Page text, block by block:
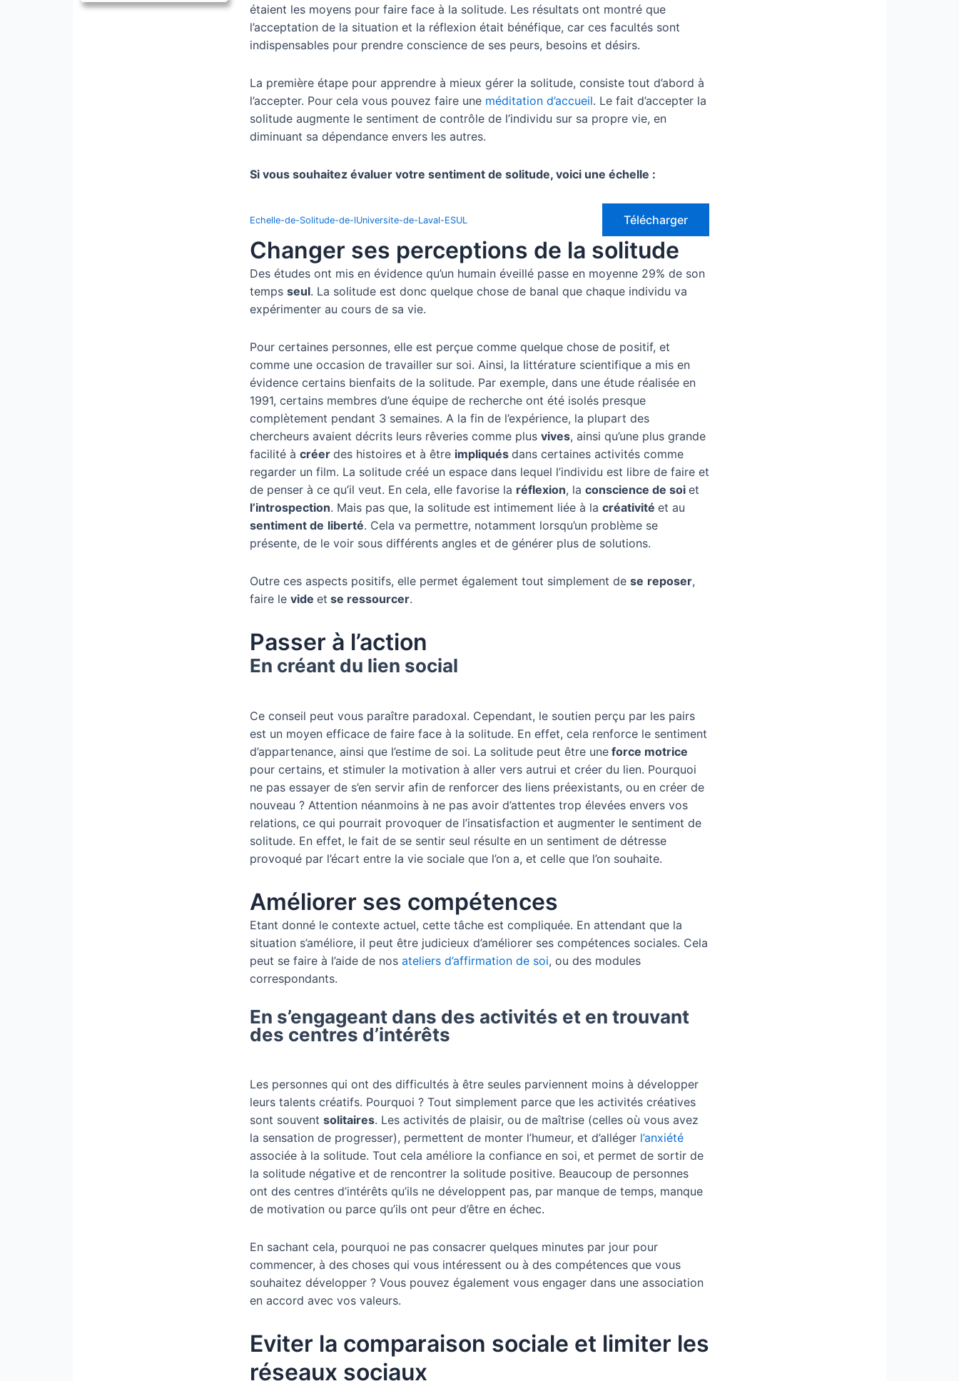
étaient les moyens pour faire face à la solitude. Les résultats ont montré que
l’acceptation de la situation et la réflexion était bénéfique, car ces facultés sont
indispensables pour prendre conscience de ses peurs, besoins et désirs.
La première étape pour apprendre à mieux gérer la solitude, consiste tout d’abord à
l’accepter. Pour cela vous pouvez faire une méditation d’accueil. Le fait d’accepter la
solitude augmente le sentiment de contrôle de l’individu sur sa propre vie, en
diminuant sa dépendance envers les autres.
Si vous souhaitez évaluer votre sentiment de solitude, voici une échelle :
Echelle-de-Solitude-de-lUniversite-de-Laval-ESUL Télécharger
Changer ses perceptions de la solitude
Des études ont mis en évidence qu’un humain éveillé passe en moyenne 29% de son
temps seul. La solitude est donc quelque chose de banal que chaque individu va
expérimenter au cours de sa vie.
Pour certaines personnes, elle est perçue comme quelque chose de positif, et
comme une occasion de travailler sur soi. Ainsi, la littérature scientifique a mis en
évidence certains bienfaits de la solitude. Par exemple, dans une étude réalisée en
1991, certains membres d’une équipe de recherche ont été isolés presque
complètement pendant 3 semaines. A la fin de l’expérience, la plupart des
chercheurs avaient décrits leurs rêveries comme plus vives, ainsi qu’une plus grande
facilité à créer des histoires et à être impliqués dans certaines activités comme
regarder un film. La solitude créé un espace dans lequel l’individu est libre de faire et
de penser à ce qu’il veut. En cela, elle favorise la réflexion, la conscience de soi et
l’introspection. Mais pas que, la solitude est intimement liée à la créativité et au
sentiment de liberté. Cela va permettre, notamment lorsqu’un problème se
présente, de le voir sous différents angles et de générer plus de solutions.
Outre ces aspects positifs, elle permet également tout simplement de se reposer,
faire le vide et se ressourcer.
Passer à l’action
En créant du lien social
Ce conseil peut vous paraître paradoxal. Cependant, le soutien perçu par les pairs
est un moyen efficace de faire face à la solitude. En effet, cela renforce le sentiment
d’appartenance, ainsi que l’estime de soi. La solitude peut être une force motrice
pour certains, et stimuler la motivation à aller vers autrui et créer du lien. Pourquoi
ne pas essayer de s’en servir afin de renforcer des liens préexistants, ou en créer de
nouveau ? Attention néanmoins à ne pas avoir d’attentes trop élevées envers vos
relations, ce qui pourrait provoquer de l’insatisfaction et augmenter le sentiment de
solitude. En effet, le fait de se sentir seul résulte en un sentiment de détresse
provoqué par l’écart entre la vie sociale que l’on a, et celle que l’on souhaite.
Améliorer ses compétences
Etant donné le contexte actuel, cette tâche est compliquée. En attendant que la
situation s’améliore, il peut être judicieux d’améliorer ses compétences sociales. Cela
peut se faire à l’aide de nos ateliers d’affirmation de soi, ou des modules
correspondants.
En s’engageant dans des activités et en trouvant
des centres d’intérêts
Les personnes qui ont des difficultés à être seules parviennent moins à développer
leurs talents créatifs. Pourquoi ? Tout simplement parce que les activités créatives
sont souvent solitaires. Les activités de plaisir, ou de maîtrise (celles où vous avez
la sensation de progresser), permettent de monter l’humeur, et d’alléger l’anxiété
associée à la solitude. Tout cela améliore la confiance en soi, et permet de sortir de
la solitude négative et de rencontrer la solitude positive. Beaucoup de personnes
ont des centres d’intérêts qu’ils ne développent pas, par manque de temps, manque
de motivation ou parce qu’ils ont peur d’être en échec.
En sachant cela, pourquoi ne pas consacrer quelques minutes par jour pour
commencer, à des choses qui vous intéressent ou à des compétences que vous
souhaitez développer ? Vous pouvez également vous engager dans une association
en accord avec vos valeurs.
Eviter la comparaison sociale et limiter les
réseaux sociaux